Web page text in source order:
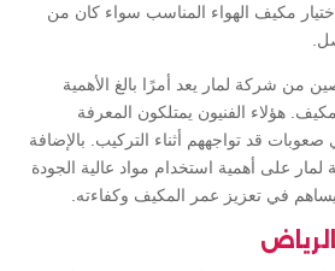
مكيف الهواء المناسب سواء كان من
من شركة لمار يعد أمرًا بالغ الأهمية
هؤلاء الفنيون يمتلكون المعرفة
صعوبات قد تواجههم أثناء التركيب. بالإضافة
على أهمية استخدام مواد عالية الجودة
في تعزيز عمر المكيف وكفاءته.